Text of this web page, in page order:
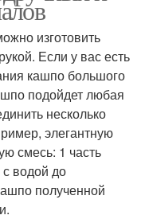
изготовить
Если у вас есть
кашпо большого
подойдет любая
несколько
элегантную
смесь: 1 часть
с водой до
полученной